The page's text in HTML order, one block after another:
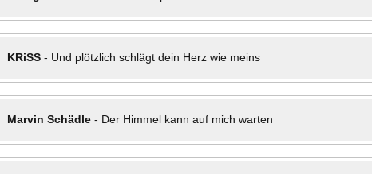
KRiSS- Und plötzlich schlägt dein Herz wie meins
Marvin Schädle- Der Himmel kann auf mich warten